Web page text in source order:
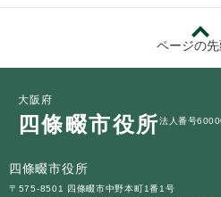
ページの
大阪府
四條畷市役所法人番号
四條畷市役所
〒575-8501 四條畷市中野本町1番1号